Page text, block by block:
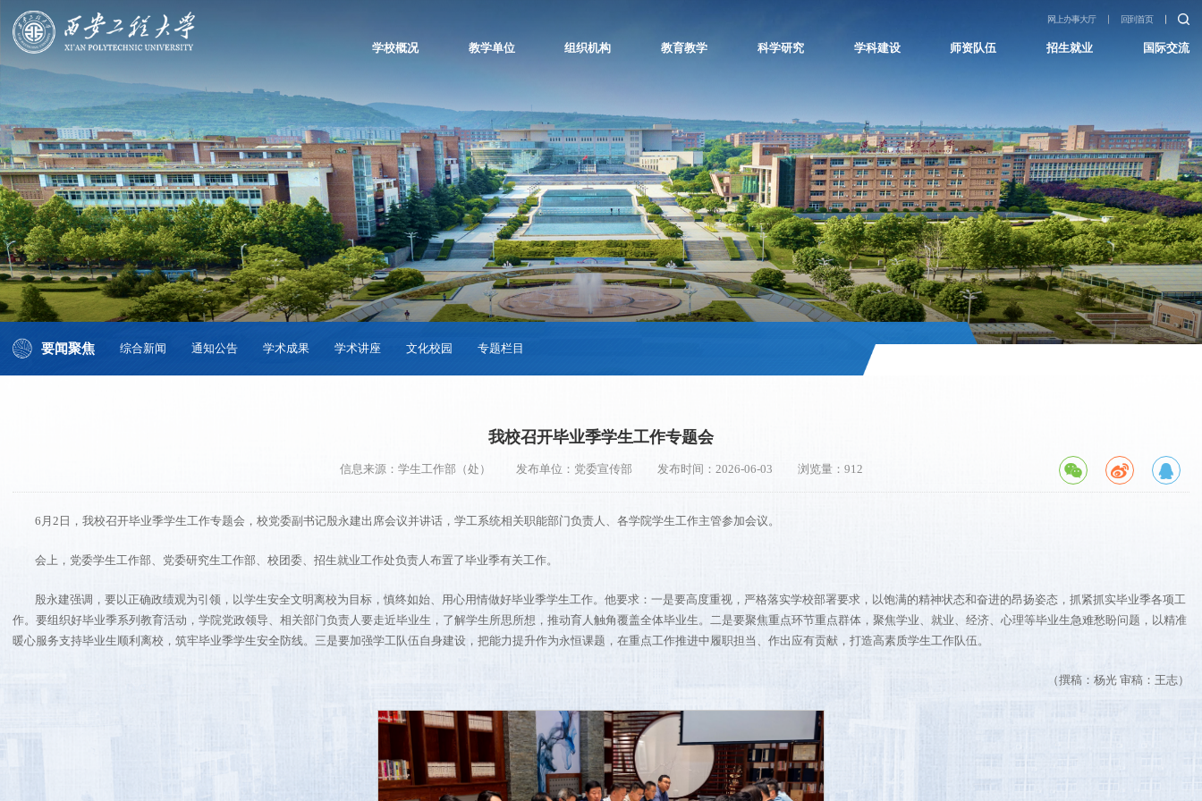
网上办事大厅 回到首页
学校概况 教学单位 组织机构 教育教学 科学研究 学科建设 师资队伍 招生就业 国际交流
要闻聚焦 综合新闻 通知公告 学术成果 学术讲座 文化校园 专题栏目
我校召开毕业季学生工作专题会
信息来源：学生工作部（处） 发布单位：党委宣传部 发布时间：2026-06-03 浏览量： 912
6月2日，我校召开毕业季学生工作专题会，校党委副书记殷永建出席会议并讲话，学工系统相关职能部门负责人、各学院学生工作主管参加会议。
会上，党委学生工作部、党委研究生工作部、校团委、招生就业工作处负责人布置了毕业季有关工作。
殷永建强调，要以正确政绩观为引领，以学生安全文明离校为目标，慎终如始、用心用情做好毕业季学生工作。他要求：一是要高度重视，严格落实学校部署要求，以饱满的精神状态和奋进的昂扬姿态，抓紧抓实毕业季各项工
作。要组织好毕业季系列教育活动，学院党政领导、相关部门负责人要走近毕业生，了解学生所思所想，推动育人触角覆盖全体毕业生。二是要聚焦重点环节重点群体，聚焦学业、就业、经济、心理等毕业生急难愁盼问题，以精准
暖心服务支持毕业生顺利离校，筑牢毕业季学生安全防线。三是要加强学工队伍自身建设，把能力提升作为永恒课题，在重点工作推进中履职担当、作出应有贡献，打造高素质学生工作队伍。
（撰稿：杨光 审稿：王志）